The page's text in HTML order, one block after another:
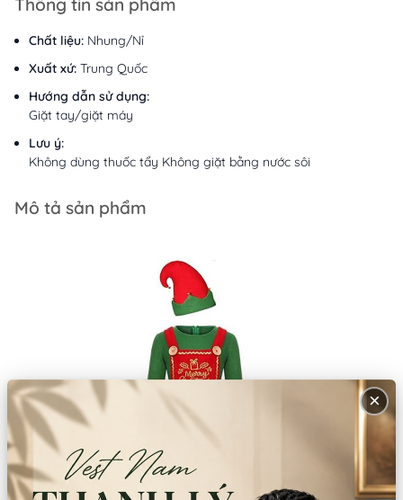
Thông tin sản phẩm
Chất liệu: Nhung/Nỉ
Xuất xứ: Trung Quốc
Hướng dẫn sử dụng:
Giặt tay/giặt máy
Lưu ý:
Không dùng thuốc tẩy Không giặt bằng nước sôi
Mô tả sản phẩm
×